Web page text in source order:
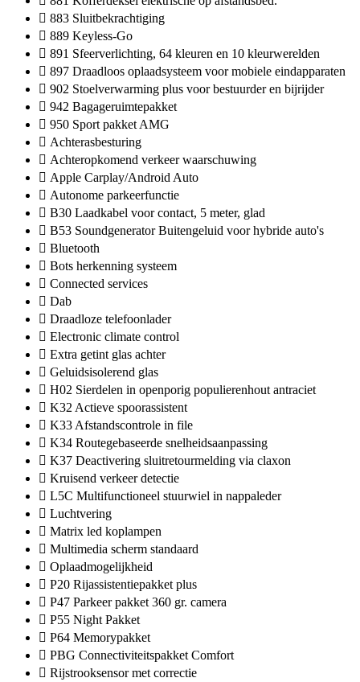
883 Sluitbekrachtiging
889 Keyless-Go
891 Sfeerverlichting, 64 kleuren en 10 kleurwerelden
897 Draadloos oplaadsysteem voor mobiele eindapparaten
902 Stoelverwarming plus voor bestuurder en bijrijder
942 Bagageruimtepakket
950 Sport pakket AMG
Achterasbesturing
Achteropkomend verkeer waarschuwing
Apple Carplay/Android Auto
Autonome parkeerfunctie
B30 Laadkabel voor contact, 5 meter, glad
B53 Soundgenerator Buitengeluid voor hybride auto's
Bluetooth
Bots herkenning systeem
Connected services
Dab
Draadloze telefoonlader
Electronic climate control
Extra getint glas achter
Geluidsisolerend glas
H02 Sierdelen in openporig populierenhout antraciet
K32 Actieve spoorassistent
K33 Afstandscontrole in file
K34 Routegebaseerde snelheidsaanpassing
K37 Deactivering sluitretourmelding via claxon
Kruisend verkeer detectie
L5C Multifunctioneel stuurwiel in nappaleder
Luchtvering
Matrix led koplampen
Multimedia scherm standaard
Oplaadmogelijkheid
P20 Rijassistentiepakket plus
P47 Parkeer pakket 360 gr. camera
P55 Night Pakket
P64 Memorypakket
PBG Connectiviteitspakket Comfort
Rijstrooksensor met correctie